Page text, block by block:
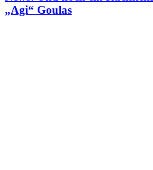
„Agi“ Goulas